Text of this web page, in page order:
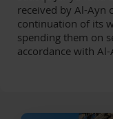
received by Al-Ayn
continuation of its
spending them on
accordance with